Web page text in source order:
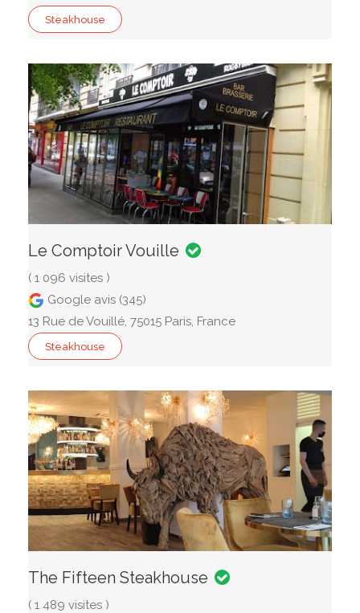
Steakhouse
Le Comptoir Vouille
( 1 096 visites )
Google avis (345)
13 Rue de Vouillé, 75015 Paris, France
Steakhouse
The Fifteen Steakhouse
( 1 489 visites )